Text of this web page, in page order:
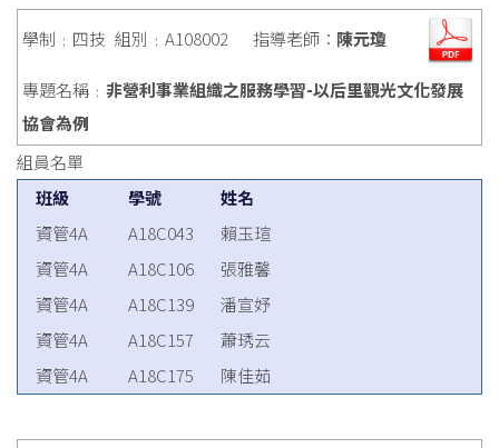
學制﹕四技 組別﹕A108002 指導老師： 陳元瓊
專題名稱﹕ 非營利事業組織之服務學習-以后里觀光文化發展
協會為例
組員名單
班級
學號
姓名
資管4A
A18C043
賴玉瑄
資管4A
A18C106
張雅馨
資管4A
A18C139
潘宣妤
資管4A
A18C157
蕭琇云
資管4A
A18C175 陳佳茹